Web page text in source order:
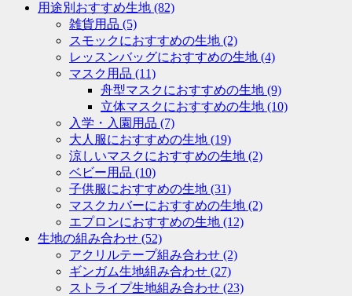
用途別おすすめ生地 (82)
雑貨用品 (5)
スモックにおすすめの生地 (2)
レッスンバッグにおすすめの生地 (4)
マスク用品 (11)
舟型マスクにおすすめの生地 (9)
立体マスクにおすすめの生地 (10)
入学・入園用品 (7)
大人服におすすめの生地 (19)
涼しいマスクにおすすめの生地 (2)
ベビー用品 (10)
子供服におすすめの生地 (31)
マスクカバーにおすすめの生地 (2)
エプロンにおすすめの生地 (12)
生地の組み合わせ (52)
アクリルテープ組み合わせ (2)
ギンガム生地組み合わせ (27)
ストライプ生地組み合わせ (23)